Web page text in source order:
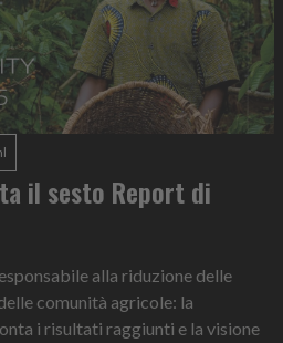
il sesto Report di
alla riduzione delle
comunità agricole: la
i risultati raggiunti e la visione